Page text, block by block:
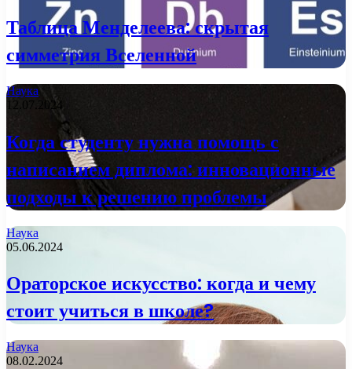
Таблица Менделеева: скрытая
симметрия Вселенной
Наука
12.07.2024
Когда студенту нужна помощь с
написанием диплома: инновационные
подходы к решению проблемы
Наука
05.06.2024
Ораторское искусство: когда и чему
стоит учиться в школе?
Наука
08.02.2024